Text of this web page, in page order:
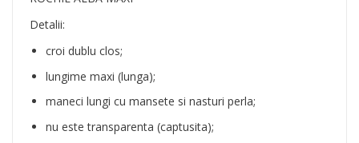
Detalii:
croi dublu clos;
lungime maxi (lunga);
maneci lungi cu mansete si nasturi perla;
nu este transparenta (captusita);